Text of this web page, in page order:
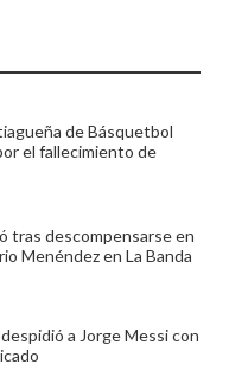
de Básquetbol
el fallecimiento de
tras descompensarse en
Menéndez en La Banda
a Jorge Messi con